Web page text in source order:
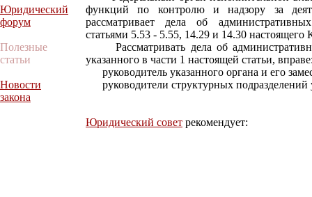
Юридический
форум
Полезные
статьи
Новости
закона
функций по контролю и надзору за
рассматривает дела об
статьями 5.53 - 5.55, 14.29 и 14.30 настоящего
Рассматривать дела об
указанного в части 1 настоящей статьи,
руководитель указанного органа и его
руководители структурных подразделений
Юридический совет рекомендует: